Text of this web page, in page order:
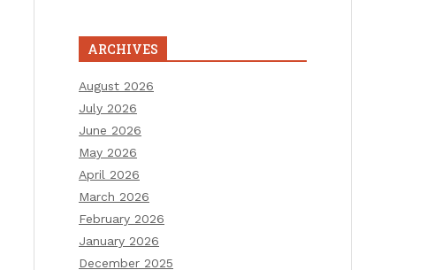
ARCHIVES
August 2026
July 2026
June 2026
May 2026
April 2026
March 2026
February 2026
January 2026
December 2025